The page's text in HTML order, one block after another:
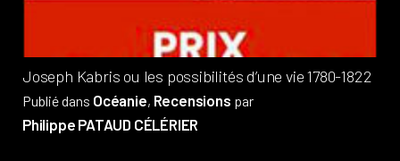
Joseph Kabris ou les possibilités d’une vie 1780-1822
Publié dans Océanie, Recensions par
Philippe PATAUD CÉLÉRIER